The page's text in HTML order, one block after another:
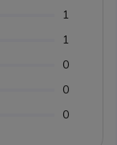
1
1
0
0
0